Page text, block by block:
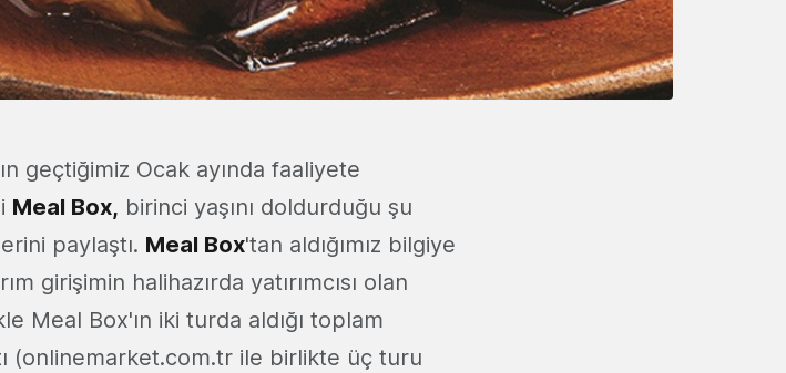
geçtiğimiz Ocak ayında faaliyete
Meal Box, birinci yaşını doldurduğu şu
paylaştı. Meal Box'tan aldığımız bilgiye
girişimin halihazırda yatırımcısı olan
Meal Box'ın iki turda aldığı toplam
(onlinemarket.com.tr ile birlikte üç turu